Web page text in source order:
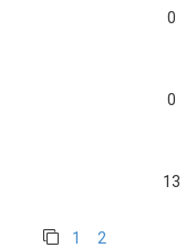
0
0
1 2
13